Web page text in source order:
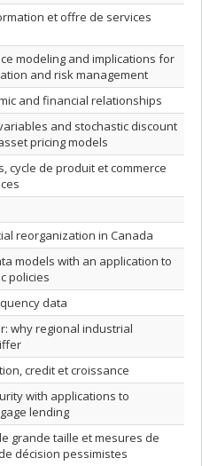
et offre de services
modeling and implications for
and risk management
and financial relationships
and stochastic discount
pricing models
cycle de produit et commerce
reorganization in Canada
models with an application to
policies
data
why regional industrial
credit et croissance
with applications to
lending
grande taille et mesures de
décision pessimistes